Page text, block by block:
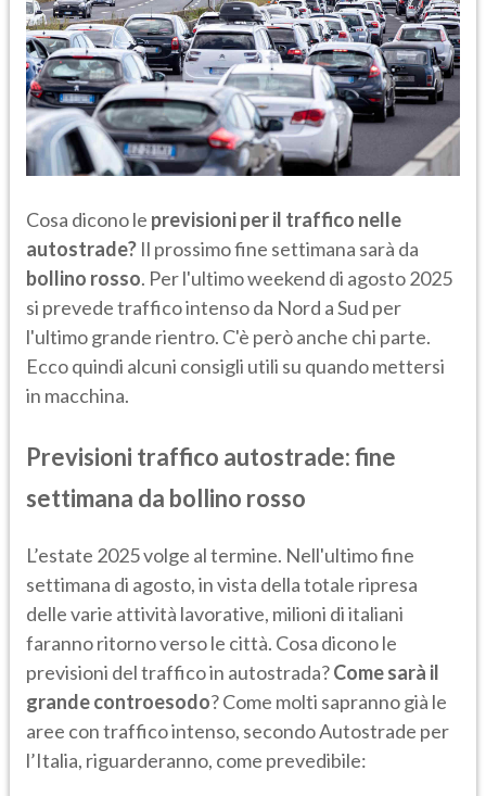
Cosa dicono le previsioni per il traffico nelle
autostrade? Il prossimo fine settimana sarà da
bollino rosso. Per l'ultimo weekend di agosto 2025
si prevede traffico intenso da Nord a Sud per
l'ultimo grande rientro. C'è però anche chi parte.
Ecco quindi alcuni consigli utili su quando mettersi
in macchina.
Previsioni traffico autostrade: fine
settimana da bollino rosso
L’estate 2025 volge al termine. Nell'ultimo fine
settimana di agosto, in vista della totale ripresa
delle varie attività lavorative, milioni di italiani
faranno ritorno verso le città. Cosa dicono le
previsioni del traffico in autostrada?Come sarà il
grande controesodo? Come molti sapranno già le
aree con traffico intenso, secondo Autostrade per
l’Italia, riguarderanno, come prevedibile: